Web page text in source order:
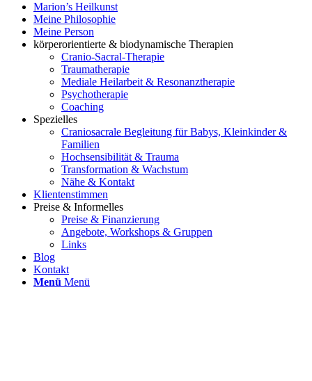
Marion’s Heilkunst
Meine Philosophie
Meine Person
körperorientierte & biodynamische Therapien
Cranio-Sacral-Therapie
Traumatherapie
Mediale Heilarbeit & Resonanztherapie
Psychotherapie
Coaching
Spezielles
Craniosacrale Begleitung für Babys, Kleinkinder &
Familien
Hochsensibilität & Trauma
Transformation & Wachstum
Nähe & Kontakt
Klientenstimmen
Preise & Informelles
Preise & Finanzierung
Angebote, Workshops & Gruppen
Links
Blog
Kontakt
Menü Menü